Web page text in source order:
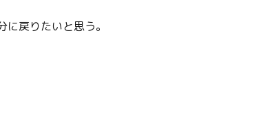
戻りたいと思う。